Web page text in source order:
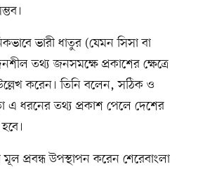
ভারী ধাতুর (যেমন সিসা বা
তথ্য জনসমক্ষে প্রকাশের ক্ষেত্রে
করেন। তিনি বলেন, সঠিক ও
এ ধরনের তথ্য প্রকাশ পেলে দেশের
প্রবন্ধ উপস্থাপন করেন শেরেবাংলা